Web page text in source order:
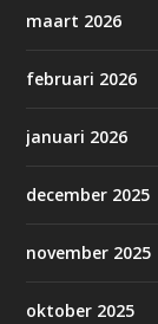
maart 2026
februari 2026
januari 2026
december 2025
november 2025
oktober 2025